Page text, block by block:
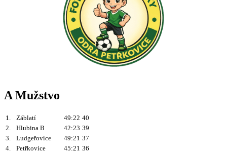
A Mužstvo
1. Záblatí 49:22 40
2.
Hlubina B 42:23 39
3.
Ludgeřovice 49:21 37
4.
Petřkovice 45:21 36